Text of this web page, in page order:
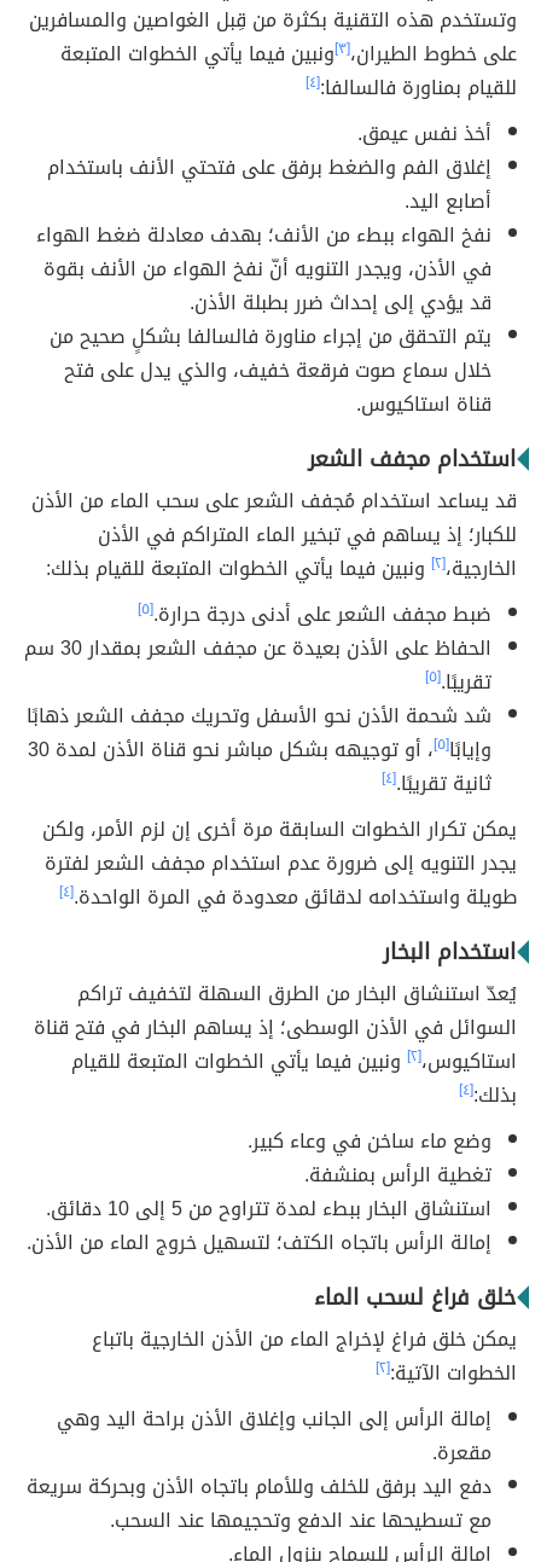
وتستخدم هذه التقنية بكثرة من قِبل الغواصين والمسافرين
على خطوط الطيران،[٣] ونبين فيما يأتي الخطوات المتبعة
للقيام بمناورة فالسالفا:[٤]
أخذ نفس عيمق.
إغلاق الفم والضغط برفق على فتحتي الأنف باستخدام
أصابع اليد.
نفخ الهواء ببطء من الأنف؛ بهدف معادلة ضغط الهواء
في الأذن، ويجدر التنويه أنّ نفخ الهواء من الأنف بقوة
قد يؤدي إلى إحداث ضرر بطبلة الأذن.
يتم التحقق من إجراء مناورة فالسالفا بشكلٍ صحيح من
خلال سماع صوت فرقعة خفيف، والذي يدل على فتح
قناة استاكيوس.
استخدام مجفف الشعر
قد يساعد استخدام مُجفف الشعر على سحب الماء من الأذن
للكبار؛ إذ يساهم في تبخير الماء المتراكم في الأذن
الخارجية،[٢]
ونبين فيما يأتي الخطوات المتبعة للقيام بذلك:
ضبط مجفف الشعر على أدنى درجة حرارة.[٥]
الحفاظ على الأذن بعيدة عن مجفف الشعر بمقدار 30 سم
تقريبًا.[٥]
شد شحمة الأذن نحو الأسفل وتحريك مجفف الشعر ذهابًا
وإيابًا[٥]
، أو توجيهه بشكل مباشر نحو قناة الأذن لمدة 30
ثانية تقريبًا.[٤]
يمكن تكرار الخطوات السابقة مرة أخرى إن لزم الأمر، ولكن
يجدر التنويه إلى ضرورة عدم استخدام مجفف الشعر لفترة
طويلة واستخدامه لدقائق معدودة في المرة الواحدة.[٤]
استخدام البخار
يُعدّ استنشاق البخار من الطرق السهلة لتخفيف تراكم
السوائل في الأذن الوسطى؛ إذ يساهم البخار في فتح قناة
استاكيوس،[٢]
ونبين فيما يأتي الخطوات المتبعة للقيام
بذلك:[٤]
وضع ماء ساخن في وعاء كبير.
تغطية الرأس بمنشفة.
استنشاق البخار ببطء لمدة تتراوح من 5 إلى 10 دقائق.
إمالة الرأس باتجاه الكتف؛ لتسهيل خروج الماء من الأذن.
خلق فراغ لسحب الماء
يمكن خلق فراغ لإخراج الماء من الأذن الخارجية باتباع
الخطوات الآتية:[٢]
إمالة الرأس إلى الجانب وإغلاق الأذن براحة اليد وهي
مقعرة.
دفع اليد برفق للخلف وللأمام باتجاه الأذن وبحركة سريعة
مع تسطيحها عند الدفع وتحجيمها عند السحب.
إمالة الرأس للسماح بنزول الماء.